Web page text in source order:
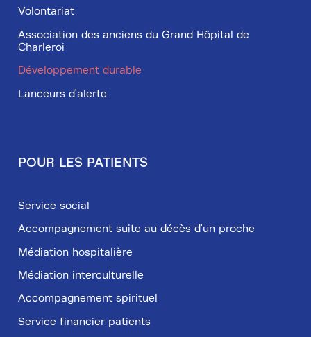
Volontariat
Association des anciens du Grand Hôpital de
Charleroi
Développement durable
Lanceurs d'alerte
POUR LES PATIENTS
Service social
Accompagnement suite au décès d'un proche
Médiation hospitalière
Médiation interculturelle
Accompagnement spirituel
Service financier patients